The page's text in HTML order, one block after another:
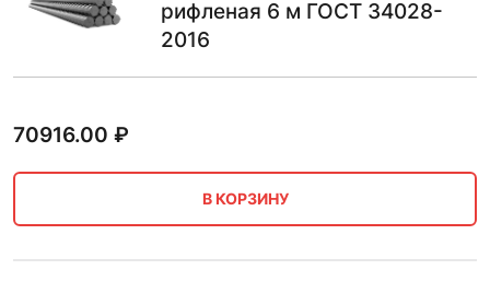
рифленая 6 м ГОСТ 34028-
2016
70916.00 ₽
В КОРЗИНУ